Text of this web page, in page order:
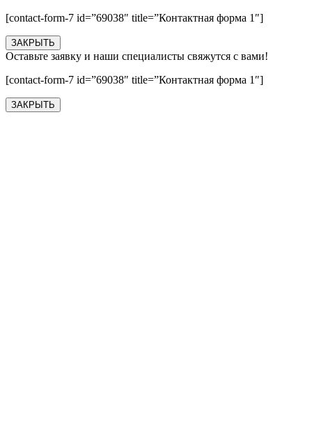
[contact-form-7 id=”69038″ title=”Контактная форма 1″]
ЗАКРЫТЬ
Оставьте заявку и наши специалисты свяжутся с вами!
[contact-form-7 id=”69038″ title=”Контактная форма 1″]
ЗАКРЫТЬ